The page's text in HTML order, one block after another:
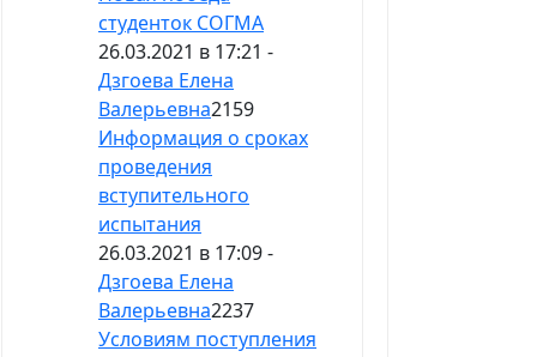
студенток СОГМА
26.03.2021 в 17:21 -
Дзгоева Елена
Валерьевна2159
Информация о сроках
проведения
вступительного
испытания
26.03.2021 в 17:09 -
Дзгоева Елена
Валерьевна2237
Условиям поступления